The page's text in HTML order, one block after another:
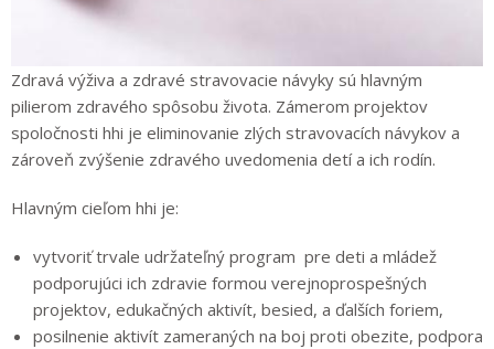
Zdravá výživa a zdravé stravovacie návyky sú hlavným
pilierom zdravého spôsobu života. Zámerom projektov
spoločnosti hhi je eliminovanie zlých stravovacích návykov a
zároveň zvýšenie zdravého uvedomenia detí a ich rodín.
Hlavným cieľom hhi je:
vytvoriť trvale udržateľný program pre deti a mládež
podporujúci ich zdravie formou verejnoprospešných
projektov, edukačných aktivít, besied, a ďalších foriem,
posilnenie aktivít zameraných na boj proti obezite, podpora